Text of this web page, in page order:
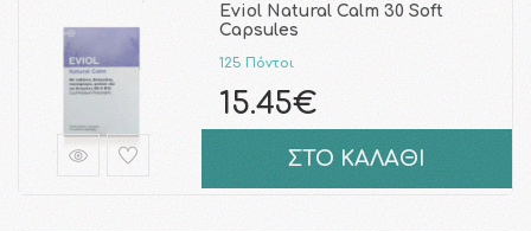
Eviol Natural Calm 30 Soft
Capsules
125 Πόντοι
15.45€
ΣΤΟ ΚΑΛΑΘΙ